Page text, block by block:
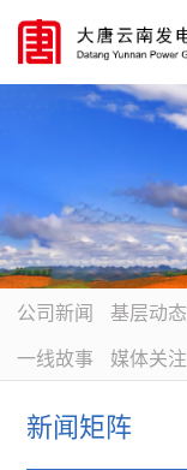
公司新闻 基层动态
一线故事
媒体关注
新闻矩阵